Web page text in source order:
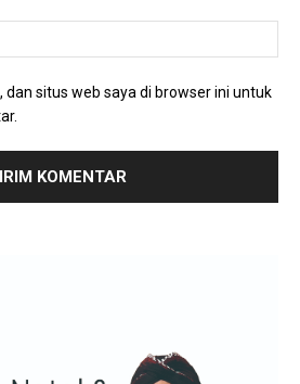
dan situs web saya di browser ini untuk